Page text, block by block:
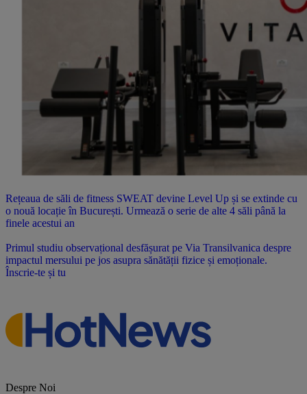
Rețeaua de săli de fitness SWEAT devine Level Up și se extinde cu
o nouă locație în București. Urmează o serie de alte 4 săli până la
finele acestui an
Primul studiu observațional desfășurat pe Via Transilvanica despre
impactul mersului pe jos asupra sănătății fizice și emoționale.
Înscrie-te și tu
Despre Noi